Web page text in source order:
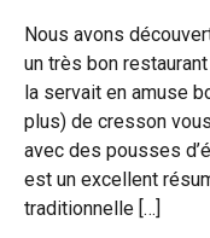
Nous avons
un très bon
la servait en amuse
plus) de cresson
avec des pousses
est un excellent
traditionnelle […]